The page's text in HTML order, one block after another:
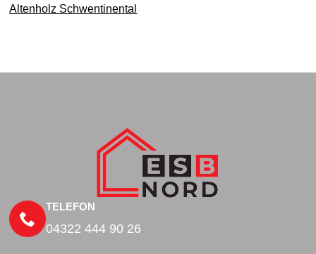
Altenholz Schwentinental
TELEFON
04322 444 90 26